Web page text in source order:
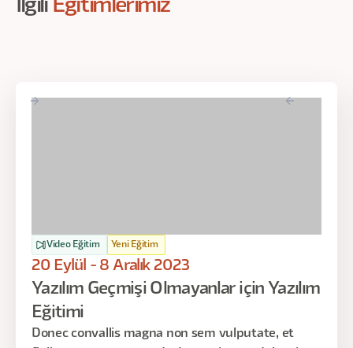
İlgili Eğitimlerimiz
Video Eğitim Yeni Eğitim
20 Eylül - 8 Aralık 2023
Yazılım Geçmişi Olmayanlar için Yazılım
Eğitimi
Donec convallis magna non sem vulputate, et